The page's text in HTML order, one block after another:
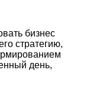
бизнес
стратегию,
день,